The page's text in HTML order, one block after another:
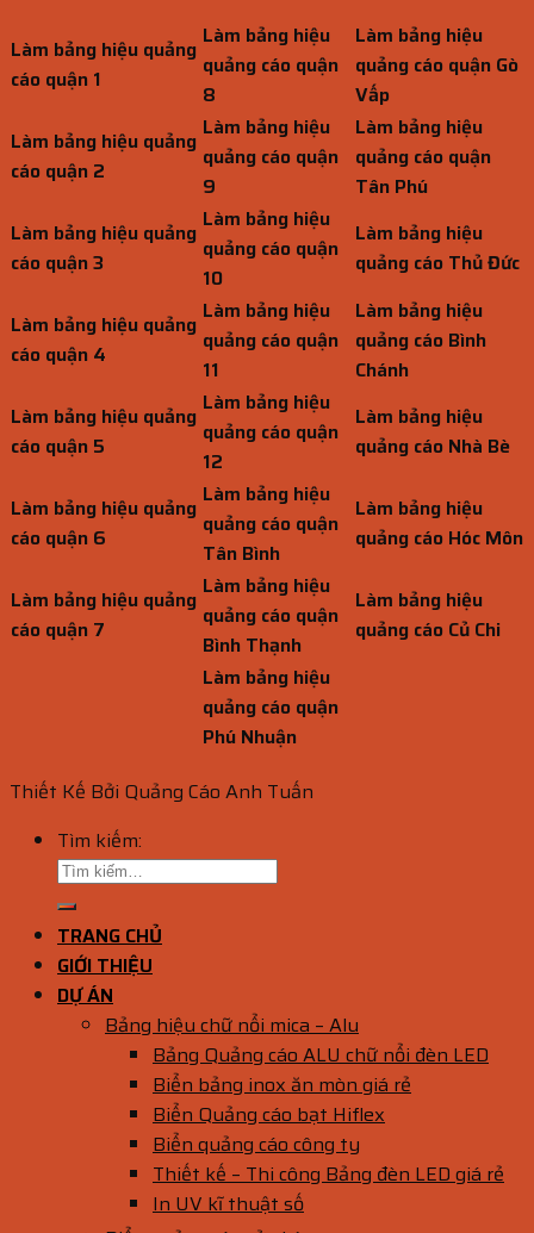
Làm bảng hiệu quảng
cáo quận 1
Làm bảng hiệu
quảng cáo quận
8
Làm bảng hiệu
quảng cáo quận Gò
Vấp
Làm bảng hiệu quảng
cáo quận 2
Làm bảng hiệu
quảng cáo quận
9
Làm bảng hiệu
quảng cáo quận
Tân Phú
Làm bảng hiệu quảng
cáo quận 3
Làm bảng hiệu
quảng cáo quận
10
Làm bảng hiệu
quảng cáo Thủ Đức
Làm bảng hiệu quảng
cáo quận 4
Làm bảng hiệu
quảng cáo quận
11
Làm bảng hiệu
quảng cáo Bình
Chánh
Làm bảng hiệu quảng
cáo quận 5
Làm bảng hiệu
quảng cáo quận
12
Làm bảng hiệu
quảng cáo Nhà Bè
Làm bảng hiệu quảng
cáo quận 6
Làm bảng hiệu
quảng cáo quận
Tân Bình
Làm bảng hiệu
quảng cáo Hóc Môn
Làm bảng hiệu quảng
cáo quận 7
Làm bảng hiệu
quảng cáo quận
Bình Thạnh
Làm bảng hiệu
quảng cáo Củ Chi
Làm bảng hiệu
quảng cáo quận
Phú Nhuận
Thiết Kế Bởi Quảng Cáo Anh Tuấn
Tìm kiếm:
TRANG CHỦ
GIỚI THIỆU
DỰ ÁN
Bảng hiệu chữ nổi mica – Alu
Bảng Quảng cáo ALU chữ nổi đèn LED
Biển bảng inox ăn mòn giá rẻ
Biển Quảng cáo bạt Hiflex
Biển quảng cáo công ty
Thiết kế – Thi công Bảng đèn LED giá rẻ
In UV kĩ thuật số